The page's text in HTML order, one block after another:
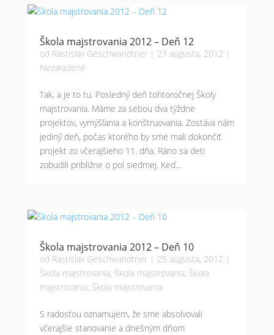
Škola majstrovania 2012 – Deň 12
od Rastislav Geschwandtner| 27 augusta, 2012 |
Nezaradené
Tak, a je to tu. Posledný deň tohtoročnej Školy
majstrovania. Máme za sebou dva týždne
projektov, vymýšľania a konštruovania. Zostáva nám
jediný deň, počas ktorého by sme mali dokončiť
projekt zo včerajšieho 11. dňa. Ráno sa deti
zobudili približne o pol siedmej. Keď...
Škola majstrovania 2012 – Deň 10
od Rastislav Geschwandtner| 25 augusta, 2012 |
Škola majstrovania, Škola majstrovania, Škola
majstrovania, Škola majstrovania
S radosťou oznamujem, že sme absolvovali
včerajšie stanovanie a dnešným dňom